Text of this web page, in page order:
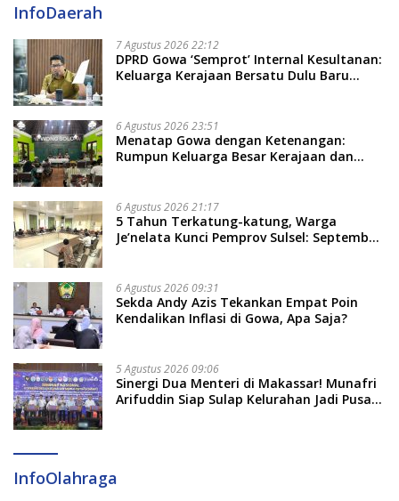
InfoDaerah
7 Agustus 2026 22:12
DPRD Gowa ‘Semprot’ Internal Kesultanan:
Keluarga Kerajaan Bersatu Dulu Baru
6 Agustus 2026 23:51
Menatap Gowa dengan Ketenangan:
Rumpun Keluarga Besar Kerajaan dan
Soal Adat dan Adab
6 Agustus 2026 21:17
5 Tahun Terkatung-katung, Warga
Je’nelata Kunci Pemprov Sulsel: September
6 Agustus 2026 09:31
Sekda Andy Azis Tekankan Empat Poin
Kendalikan Inflasi di Gowa, Apa Saja?
5 Agustus 2026 09:06
Sinergi Dua Menteri di Makassar! Munafri
Arifuddin Siap Sulap Kelurahan Jadi Pusat
InfoOlahraga